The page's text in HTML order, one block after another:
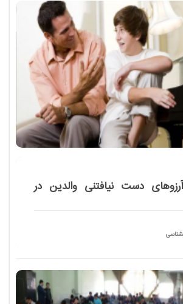
دست نیافتنی والدین در
در گذشته خود علاقه مند بودند که
مهندسی را بر سر بگذارند اما اکنون
کنند. و حال...